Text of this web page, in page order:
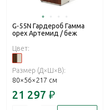
G-55N Гардероб Гамма
орех Артемид / беж
Цвет:
Размер (Д×Ш×В):
80×56×217 см
21 297 ₽